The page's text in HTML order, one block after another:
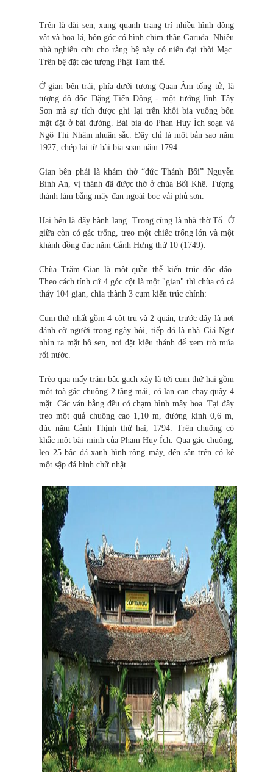
Trên là đài sen, xung quanh trang trí nhiều hình động
vật và hoa lá, bốn góc có hình chim thần Garuda. Nhiều
nhà nghiên cứu cho rằng bệ này có niên đại thời Mạc.
Trên bệ đặt các tượng Phật Tam thế.
Ở gian bên trái, phía dưới tượng Quan Âm tống tử, là
tượng đô đốc Đặng Tiến Đông - một tướng lĩnh Tây
Sơn mà sự tích được ghi lại trên khối bia vuông bốn
mặt đặt ở bái đường. Bài bia do Phan Huy Ích soạn và
Ngô Thì Nhậm nhuận sắc. Đây chỉ là một bản sao năm
1927, chép lại từ bài bia soạn năm 1794.
Gian bên phải là khám thờ “đức Thánh Bối” Nguyễn
Bình An, vị thánh đã được thờ ở chùa Bối Khê. Tượng
thánh làm bằng mây đan ngoài bọc vải phủ sơn.
Hai bên là dãy hành lang. Trong cùng là nhà thờ Tổ. Ở
giữa còn có gác trống, treo một chiếc trống lớn và một
khánh đồng đúc năm Cảnh Hưng thứ 10 (1749).
Chùa Trăm Gian là một quần thể kiến trúc độc đáo.
Theo cách tính cứ 4 góc cột là một "gian" thì chùa có cả
thảy 104 gian, chia thành 3 cụm kiến trúc chính:
Cụm thứ nhất gồm 4 cột trụ và 2 quán, trước đây là nơi
đánh cờ người trong ngày hội, tiếp đó là nhà Giá Ngự
nhìn ra mặt hồ sen, nơi đặt kiệu thánh để xem trò múa
rối nước.
Trèo qua mấy trăm bậc gạch xây là tới cụm thứ hai gồm
một toà gác chuông 2 tầng mái, có lan can chạy quây 4
mặt. Các ván bằng đều có chạm hình mây hoa. Tại đây
treo một quả chuông cao 1,10 m, đường kính 0,6 m,
đúc năm Cảnh Thịnh thứ hai, 1794. Trên chuông có
khắc một bài minh của Phạm Huy Ích. Qua gác chuông,
leo 25 bậc đá xanh hình rồng mây, đến sân trên có kê
một sập đá hình chữ nhật.